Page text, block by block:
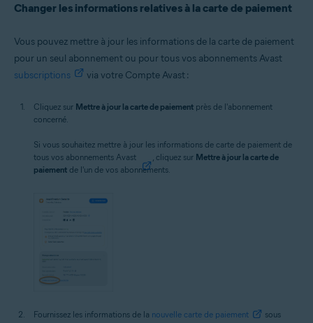
Changer les informations relatives à la carte de paiement
Vous pouvez mettre à jour les informations de la carte de paiement
pour un seul abonnement ou pour tous vos abonnements Avast
subscriptions
via votre Compte Avast :
Cliquez sur Mettre à jour la carte de paiement près de l'abonnement
concerné.
Si vous souhaitez mettre à jour les informations de carte de paiement de
tous vos abonnements Avast
, cliquez sur Mettre à jour la carte de
paiement de l'un de vos abonnements.
Fournissez les informations de la nouvelle carte de paiement
sous